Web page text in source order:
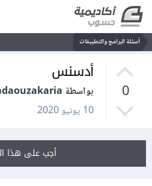
أسئلة البرامج والتطبيقات
0
أدسنس
بواسطة Iamdaouzakaria
10 يونيو 2020
أجب على هذا